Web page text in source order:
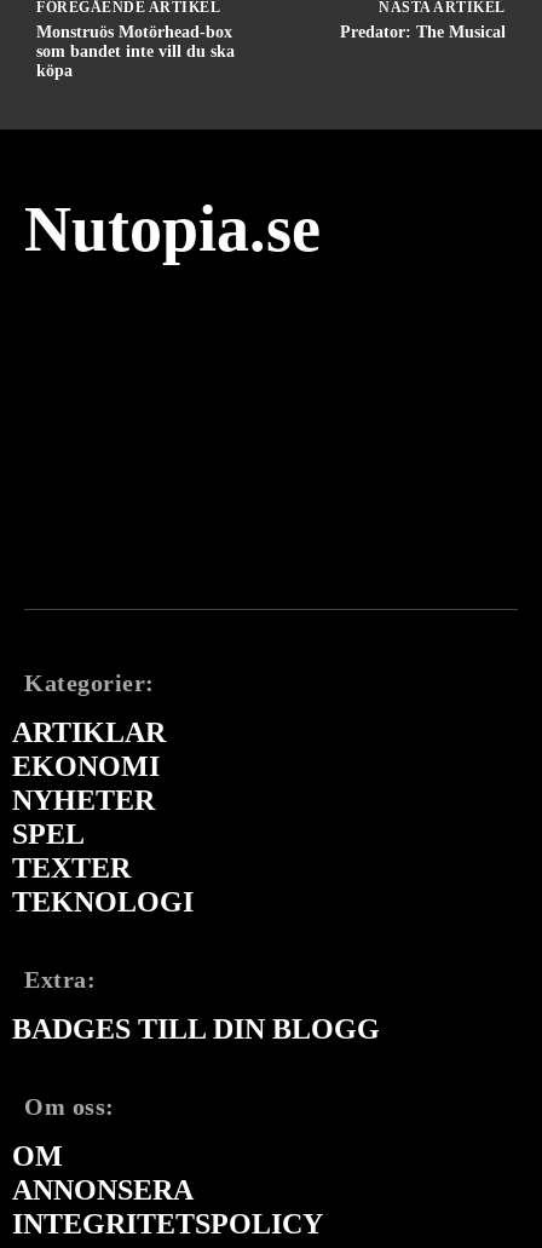
FÖREGÅENDE ARTIKEL
Monstruös Motörhead-box
som bandet inte vill du ska
köpa
NÄSTA ARTIKEL
Predator: The Musical
Nutopia.se
Kategorier:
ARTIKLAR
EKONOMI
NYHETER
SPEL
TEXTER
TEKNOLOGI
Extra:
BADGES TILL DIN BLOGG
Om oss:
OM
ANNONSERA
INTEGRITETSPOLICY